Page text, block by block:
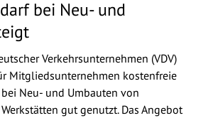
bei Neu- und
Verkehrsunternehmen (VDV)
Mitgliedsunternehmen kostenfreie
Neu- und Umbauten von
gut genutzt. Das Angebot